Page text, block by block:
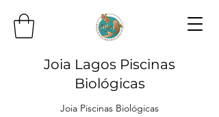
Joia Lagos Piscinas
Biológicas
Joia Piscinas Biológicas